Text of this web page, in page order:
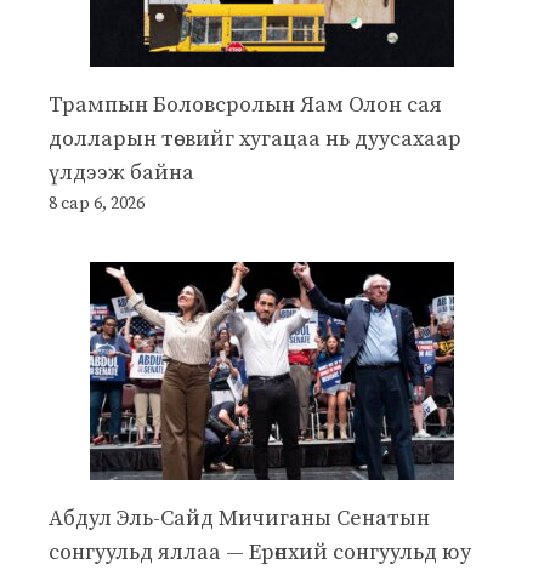
Трампын Боловсролын Яам Олон сая
долларын төсвийг хугацаа нь дуусахаар
үлдээж байна
8 сар 6, 2026
Абдул Эль-Сайд Мичиганы Сенатын
сонгуульд яллаа — Ерөнхий сонгуульд юу